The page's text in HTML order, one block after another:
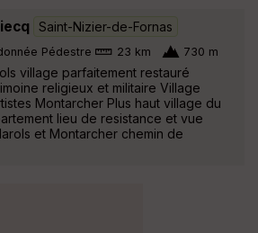
Saint-Nizier-de-Fornas
Pédestre 23 km 730 m
village parfaitement restauré
religieux et militaire Village
Montarcher Plus haut village du
lieu de resistance et vue
et Montarcher chemin de